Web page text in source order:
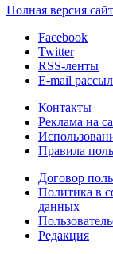
Полная версия
Facebook
Twitter
RSS-ленты
E-mail
Контакты
Реклама на
Правила
Договор
Политика в
данных
Редакция